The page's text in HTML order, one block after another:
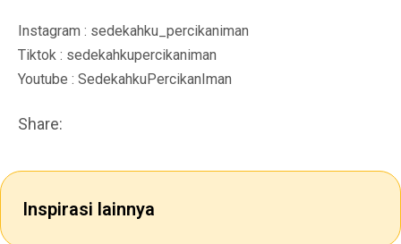
Instagram : sedekahku_percikaniman
Tiktok : sedekahkupercikaniman
Youtube : SedekahkuPercikanIman
Share:
Inspirasi lainnya